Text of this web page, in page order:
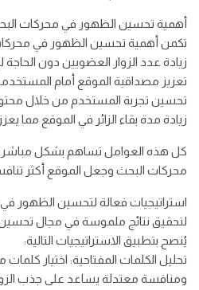
أهمية تحسين الظهور في محركات
تكمن أهمية تحسين الظهور في محركات
زيادة عدد الزوار العضويين دون الحاجة
تعزيز مصداقية الموقع أمام
تحسين تجربة المستخدم من خلال
زيادة مدة بقاء الزائر في الموقع مما
كل هذه العوامل تساهم بشكل
محركات البحث وجعل الموقع أكثر
استراتيجيات فعالة لتحسين الظهور
لتحقيق نتائج ملموسة في مجال
يُنصح بتطبيق الاستراتيجيات التالية:
تحليل الكلمات المفتاحية: اختيار
ومنافسة معتدلة يساعد على جذب